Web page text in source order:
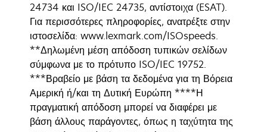
24734 και ISO/IEC 24735, αντίστοιχα (ESAT).
Για περισσότερες πληροφορίες, ανατρέξτε στην
ιστοσελίδα: www.lexmark.com/ISOspeeds.
**Δηλωμένη μέση απόδοση τυπικών σελίδων
σύμφωνα με το πρότυπο ISO/IEC 19752.
***Βραβείο με βάση τα δεδομένα για τη Βόρεια
Αμερική ή/και τη Δυτική Ευρώπη ****Η
πραγματική απόδοση μπορεί να διαφέρει με
βάση άλλους παράγοντες, όπως η ταχύτητα της